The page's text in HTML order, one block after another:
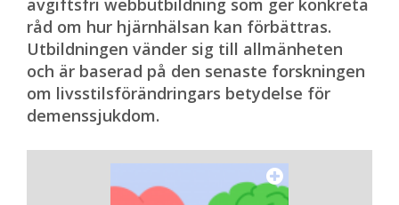
avgiftsfri webbutbildning som ger konkreta
råd om hur hjärnhälsan kan förbättras.
Utbildningen vänder sig till allmänheten
och är baserad på den senaste forskningen
om livsstilsförändringars betydelse för
demenssjukdom.